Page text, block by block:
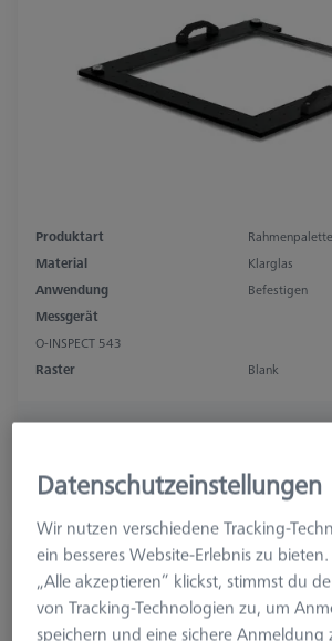
Produktart
Rahmenpalette
Material
Klarglas
Anwendung
Befestigen
Messgerät
O-INSPECT 543
Raster
Blank
In Kürze Verfügbar
Rasterpalette OMEGA 543,
25x25
626109-9512-041
Datenschutzeinstellungen
Wir nutzen verschiedene Tracking-
ein besseres Website-Erlebnis zu
„Alle akzeptieren“ klickst, stimmst du
von Tracking-Technologien zu, um
speichern und eine sichere Anmeldung